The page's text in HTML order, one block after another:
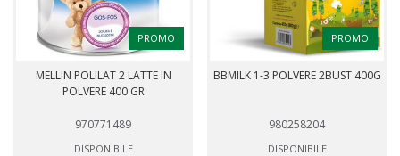
PROMO
MELLIN POLILAT 2 LATTE IN
POLVERE 400 GR
970771489
DISPONIBILE
PROMO
BBMILK 1-3 POLVERE 2BUST 400G
980258204
DISPONIBILE